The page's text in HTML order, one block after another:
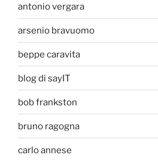
antonio vergara
arsenio bravuomo
beppe caravita
blog di sayIT
bob frankston
bruno ragogna
carlo annese